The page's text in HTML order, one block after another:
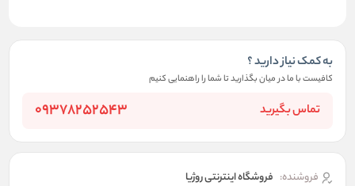
به کمک نیاز دارید ؟
کافیست با ما در میان بگذارید تا شما را راهنمایی کنیم
تماس بگیرید 09378252543
فروشنده: فروشگاه اینترنتی روژیا